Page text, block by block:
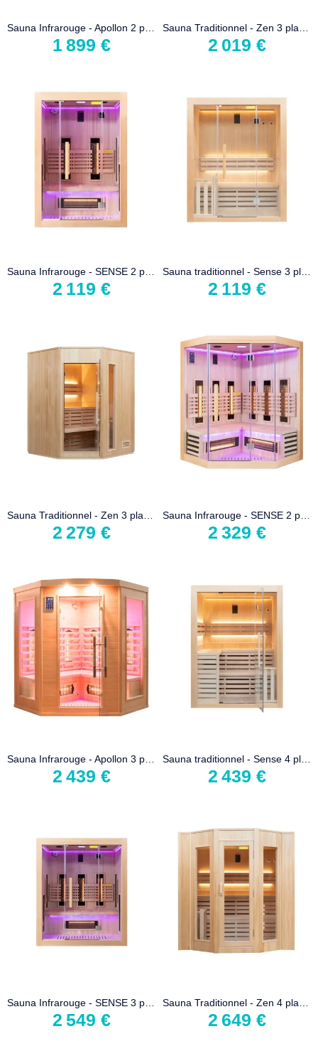
1 899 € 2 019 €
2 119 € 2 119 €
2 279 € 2 329 €
Sauna Infrarouge - Apollon 3 places Angulaire
2 439 €
Sauna traditionnel - Sense 4 places
2 439 €
Sauna Infrarouge - SENSE 3 places
2 549 €
Sauna Traditionnel - Zen 4 places
2 649 €